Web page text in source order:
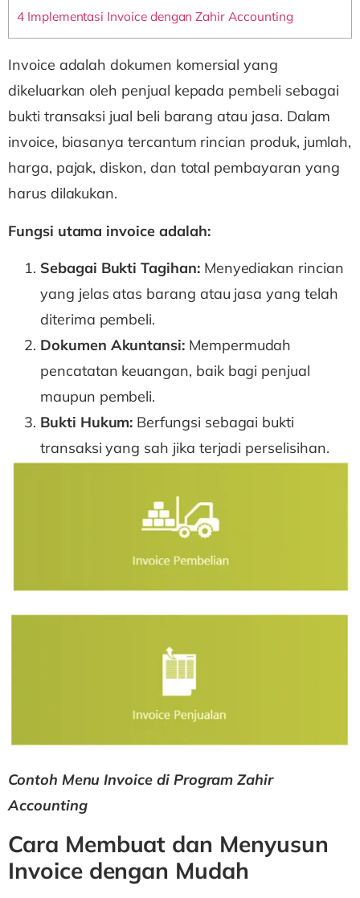
4Implementasi Invoice dengan Zahir Accounting
Invoice adalah dokumen komersial yang
dikeluarkan oleh penjual kepada pembeli sebagai
bukti transaksi jual beli barang atau jasa. Dalam
invoice, biasanya tercantum rincian produk, jumlah,
harga, pajak, diskon, dan total pembayaran yang
harus dilakukan.
Fungsi utama invoice adalah:
Sebagai Bukti Tagihan:Menyediakan rincian
yang jelas atas barang atau jasa yang telah
diterima pembeli.
Dokumen Akuntansi: Mempermudah
pencatatan keuangan, baik bagi penjual
maupun pembeli.
Bukti Hukum: Berfungsi sebagai bukti
transaksi yang sah jika terjadi perselisihan.
Contoh Menu Invoice di Program Zahir
Accounting
Cara Membuat dan Menyusun
Invoice dengan Mudah